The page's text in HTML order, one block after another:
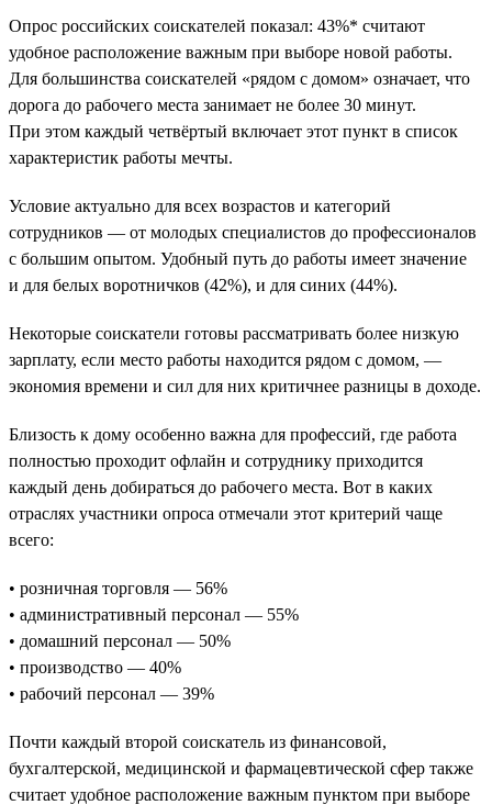
Опрос российских соискателей показал: 43%* считают
удобное расположение важным при выборе новой работы.
Для большинства соискателей «рядом с домом» означает, что
дорога до рабочего места занимает не более 30 минут.
При этом каждый четвёртый включает этот пункт в список
характеристик работы мечты.
Условие актуально для всех возрастов и категорий
сотрудников — от молодых специалистов до профессионалов
с большим опытом. Удобный путь до работы имеет значение
и для белых воротничков (42%), и для синих (44%).
Некоторые соискатели готовы рассматривать более низкую
зарплату, если место работы находится рядом с домом, —
экономия времени и сил для них критичнее разницы в доходе.
Близость к дому особенно важна для профессий, где работа
полностью проходит офлайн и сотруднику приходится
каждый день добираться до рабочего места. Вот в каких
отраслях участники опроса отмечали этот критерий чаще
всего:
• розничная торговля — 56%
• административный персонал — 55%
• домашний персонал — 50%
• производство — 40%
• рабочий персонал — 39%
Почти каждый второй соискатель из финансовой,
бухгалтерской, медицинской и фармацевтической сфер также
считает удобное расположение важным пунктом при выборе